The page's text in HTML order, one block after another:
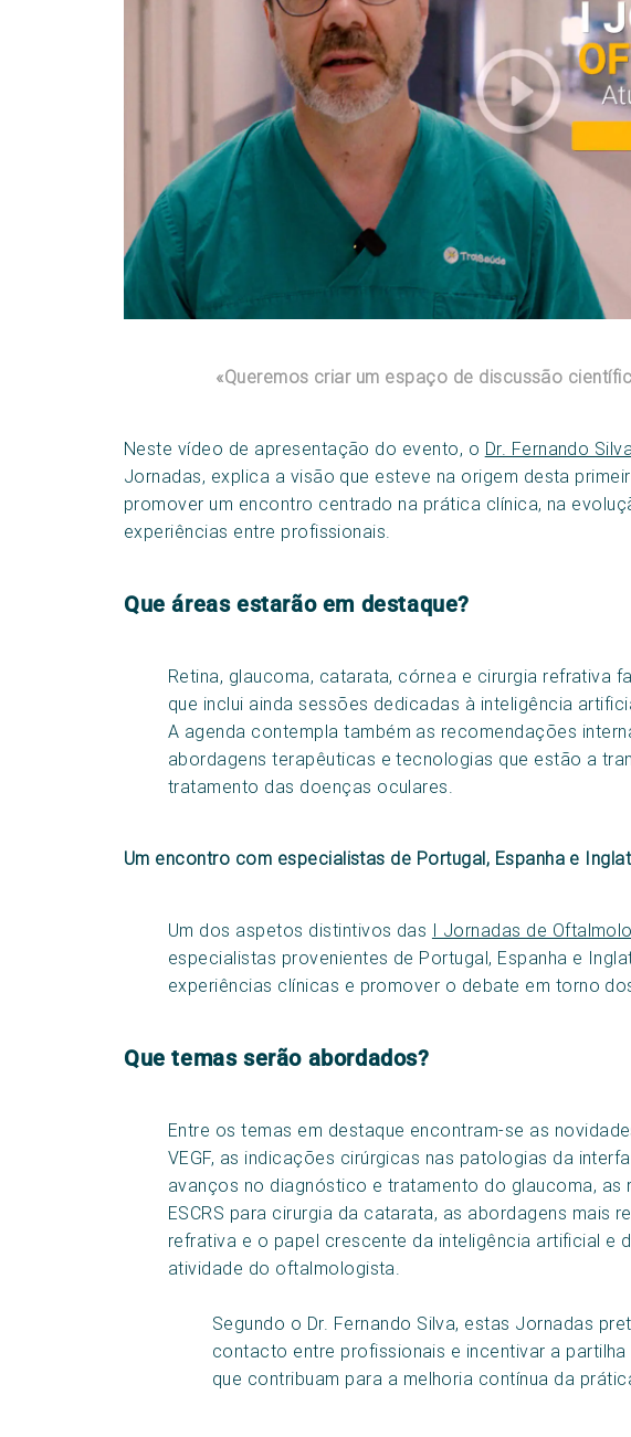
«Queremos criar um espaço de discussão
Neste vídeo de apresentação do evento, o Dr. Fernando
Jornadas, explica a visão que esteve na origem desta
promover um encontro centrado na prática clínica, na
experiências entre profissionais.
Que áreas estarão em destaque?
Retina, glaucoma, catarata, córnea e cirurgia refrativa
que inclui ainda sessões dedicadas à inteligência
A agenda contempla também as recomendações
abordagens terapêuticas e tecnologias que estão a
tratamento das doenças oculares.
Um encontro com especialistas de Portugal, Espanha e
Um dos aspetos distintivos das I Jornadas de
especialistas provenientes de Portugal, Espanha e
experiências clínicas e promover o debate em torno
Que temas serão abordados?
Entre os temas em destaque encontram-se as
VEGF, as indicações cirúrgicas nas patologias da
avanços no diagnóstico e tratamento do glaucoma, as
ESCRS para cirurgia da catarata, as abordagens mais
refrativa e o papel crescente da inteligência artificial e
atividade do oftalmologista.
Segundo o Dr. Fernando Silva, estas Jornadas
contacto entre profissionais e incentivar a
que contribuam para a melhoria contínua da